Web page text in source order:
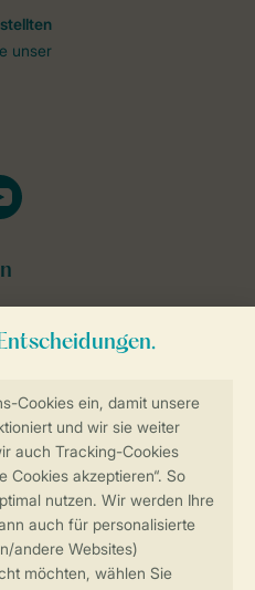
Buchung
unser